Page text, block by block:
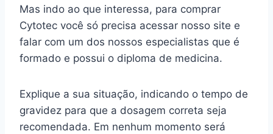
Mas indo ao que interessa, para comprar
Cytotec você só precisa acessar nosso site e
falar com um dos nossos especialistas que é
formado e possui o diploma de medicina.
Explique a sua situação, indicando o tempo de
gravidez para que a dosagem correta seja
recomendada. Em nenhum momento será